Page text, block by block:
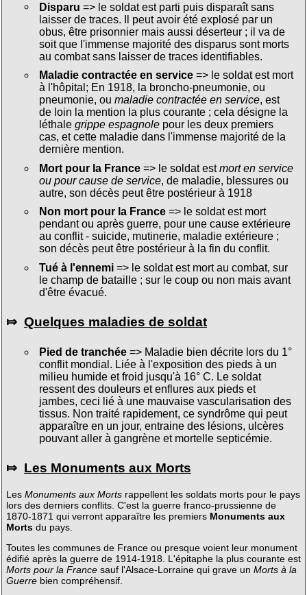
Disparu => le soldat est parti puis disparaît sans
laisser de traces. Il peut avoir été explosé par un
obus, être prisonnier mais aussi déserteur ; il va de
soit que l'immense majorité des disparus sont morts
au combat sans laisser de traces identifiables.
Maladie contractée en service=> le soldat est mort
à l'hôpital; En 1918, la broncho-pneumonie, ou
pneumonie, ou maladie contractée en service, est
de loin la mention la plus courante ; cela désigne la
léthale grippe espagnolepour les deux premiers
cas, et cette maladie dans l'immense majorité de la
dernière mention.
Mort pour la France=> le soldat estmort en service
ou pour cause de service, de maladie, blessures ou
autre, son décès peut être postérieur à 1918
Non mort pour la France=> le soldat est mort
pendant ou après guerre, pour une cause extérieure
au conflit - suicide, mutinerie, maladie extérieure ;
son décès peut être postérieur à la fin du conflit.
Tué à l'ennemi=> le soldat est mort au combat, sur
le champ de bataille ; sur le coup ou non mais avant
d'être évacué.
⤇ Quelques maladies de soldat
Pied de tranchée=> Maladie bien décrite lors du 1°
conflit mondial. Liée à l'exposition des pieds à un
milieu humide et froid jusqu'à 16° C. Le soldat
ressent des douleurs et enflures aux pieds et
jambes, ceci lié à une mauvaise vascularisation des
tissus. Non traité rapidement, ce syndrôme qui peut
apparaître en un jour, entraine des lésions, ulcères
pouvant aller à gangrène et mortelle septicémie.
⤇ Les Monuments aux Morts
Les Monuments aux Mortsrappellent les soldats morts pour le pays
lors des derniers conflits. C'est la guerre franco-prussienne de
1870-1871 qui verront apparaître les premiers Monuments aux
Mortsdu pays.
Toutes les communes de France ou presque voient leur monument
édifié après la guerre de 1914-1918. L'épitaphe la plus courante est
Morts pour la Francesauf l'Alsace-Lorraine qui grave un Morts à la
Guerrebien compréhensif.